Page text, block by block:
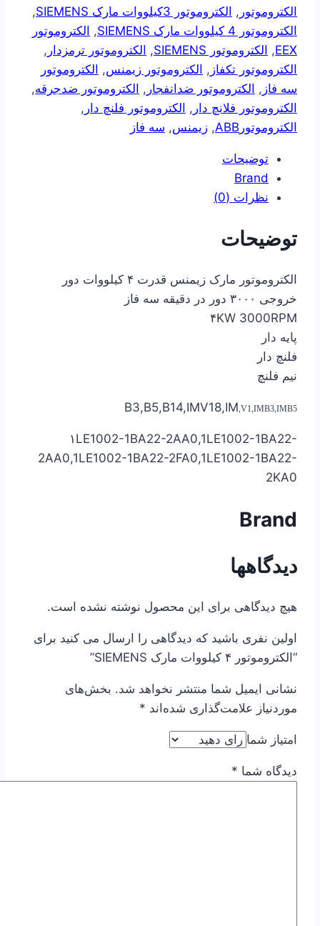
الکتروموتور , الکتروموتور 3کیلووات مارک SIEMENS
,
الکتروموتور 4 کیلووات مارک SIEMENS
, الکتروموتور
EEX
, الکتروموتور SIEMENS , الکتروموتور ترمزدار ,
الکتروموتور تکفاز , الکتروموتور زیمنس, الکتروموتور
سه فاز , الکتروموتور ضدانفجار , الکتروموتور ضدجرقه,
الکتروموتور فلانچ دار , الکتروموتور فلنچ دار ,
الکتروموتورABB
, زیمنس, سه فاز
توضیحات
Brand
نظرات (0)
توضیحات
الکتروموتور مارک زیمنس قدرت ۴ کیلووات دور
خروجی ۳۰۰۰ دور در دقیقه سه فاز
۴KW 3000RPM
پایه دار
فلنچ دار
نیم فلنچ
B3,B5,B14,IMV18,IM,V1,IMB3,IMB5
۱LE1002-1BA22-2AA0,1LE1002-1BA22-
2AA0,1LE1002-1BA22-2FA0,1LE1002-1BA22-
2KA0
Brand
دیدگاهها
هیچ دیدگاهی برای این محصول نوشته نشده است.
اولین نفری باشید که دیدگاهی را ارسال می کنید برای
“الکتروموتور ۴ کیلووات مارک SIEMENS”
نشانی ایمیل شما منتشر نخواهد شد. بخش‌های
موردنیاز علامت‌گذاری شده‌اند *
امتیاز شما
دیدگاه شما *